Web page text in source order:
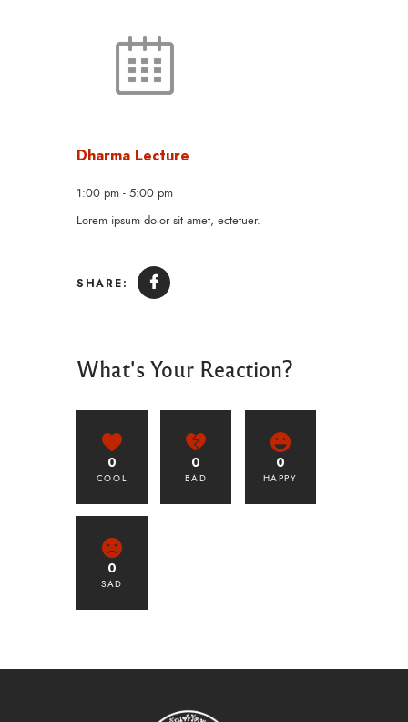
Dharma Lecture
1:00 pm - 5:00 pm
Lorem ipsum dolor sit amet, ectetuer.
SHARE:
What's Your Reaction?
0
COOL
0
BAD
0
HAPPY
0
SAD